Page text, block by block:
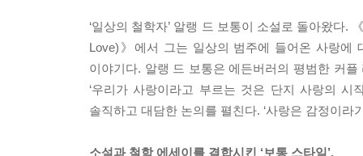
우리의 낭만적인 삶은 슬프고 불완전하게 끝날
이기 때문이다. 더 곤란하게도 우리는 유토피아
진하게 소망한다. 자유사상가가 모험을 추구하며
을 통합시킬 수 있다고 말이다.
‘일상의 철학자’ 알랭 드 보통이 소설로 돌아왔다.
Love)》에서 그는 일상의 범주에 들어온 사랑에
이야기다. 알랭 드 보통은 에든버러의 평범한 커
‘우리가 사랑이라고 부르는 것은 단지 사랑의
솔직하고 대담한 논의를 펼친다. ‘사랑은 감정이
소설과 철학 에세이를 결합시킨 ‘보통 스타일’,